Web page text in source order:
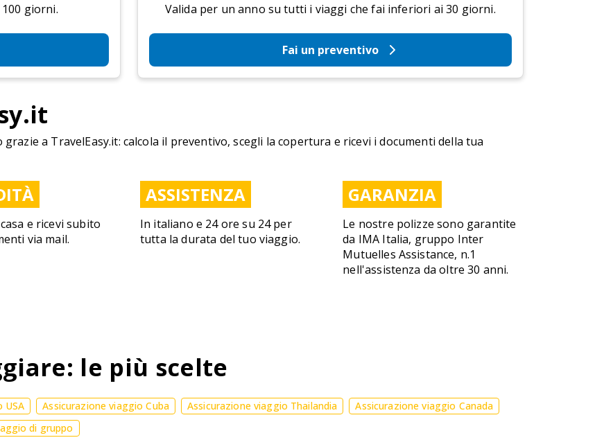
giorni. Valida per un anno su tutti i viaggi che fai inferiori ai 30 giorni.
Fai un preventivo
a TravelEasy.it: calcola il preventivo, scegli la copertura e ricevi i documenti della tua
e ricevi subito
via mail.
ASSISTENZA
In italiano e 24 ore su 24 per
tutta la durata del tuo viaggio.
GARANZIA
Le nostre polizze sono garantite
da IMA Italia, gruppo Inter
Mutuelles Assistance, n.1
nell'assistenza da oltre 30 anni.
le più scelte
USA Assicurazione viaggio Cuba Assicurazione viaggio Thailandia
Assicurazione viaggio Canada
di gruppo